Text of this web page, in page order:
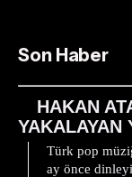
Son Haber
HAKAN
Türk pop
ay önce